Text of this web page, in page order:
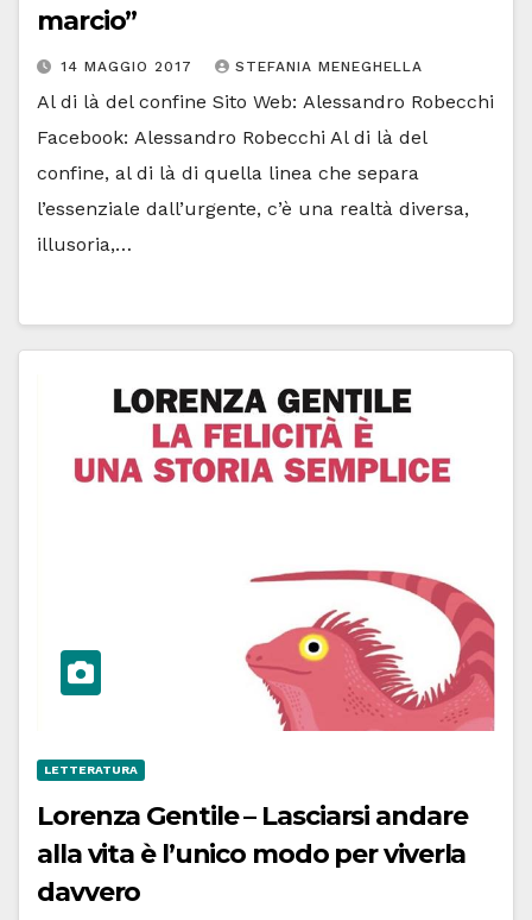
marcio”
14 MAGGIO 2017 STEFANIA MENEGHELLA
Al di là del confine Sito Web: Alessandro Robecchi
Facebook: Alessandro Robecchi Al di là del
confine, al di là di quella linea che separa
l’essenziale dall’urgente, c’è una realtà diversa,
illusoria,…
LETTERATURA
Lorenza Gentile – Lasciarsi andare
alla vita è l’unico modo per viverla
davvero